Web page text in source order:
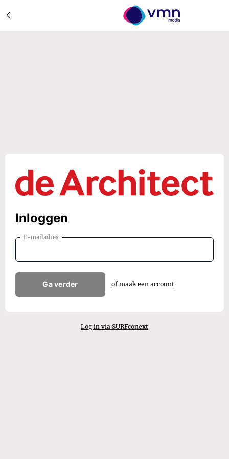
Inloggen
E-mailadres
Ga verder of maak een account
Log in via SURFconext